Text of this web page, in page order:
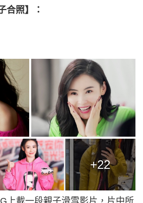
合照】：
+22